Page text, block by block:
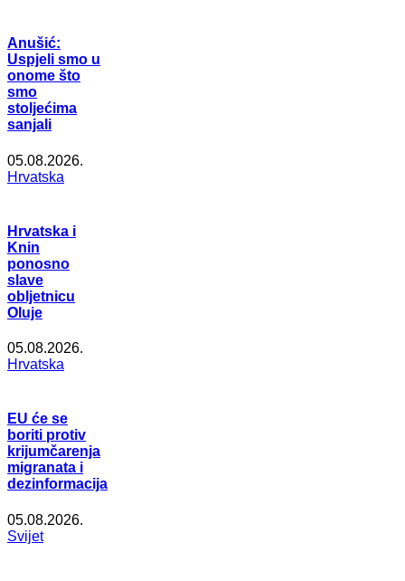
Anušić:
Uspjeli smo u
onome što
smo
stoljećima
sanjali
05.08.2026.
Hrvatska
Hrvatska i
Knin
ponosno
slave
obljetnicu
Oluje
05.08.2026.
Hrvatska
EU će se
boriti protiv
krijumčarenja
migranata i
dezinformacija
05.08.2026.
Svijet